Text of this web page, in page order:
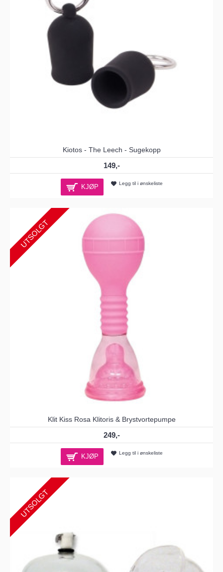
Kiotos - The Leech - Sugekopp
149,-
KJØP Legg til i ønskeliste
UTSOLGT
Klit Kiss Rosa Klitoris & Brystvortepumpe
249,-
KJØP Legg til i ønskeliste
UTSOLGT